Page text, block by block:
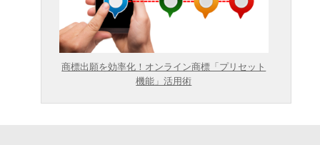
商標出願を効率化！オンライン商標「プリセット
機能」活用術